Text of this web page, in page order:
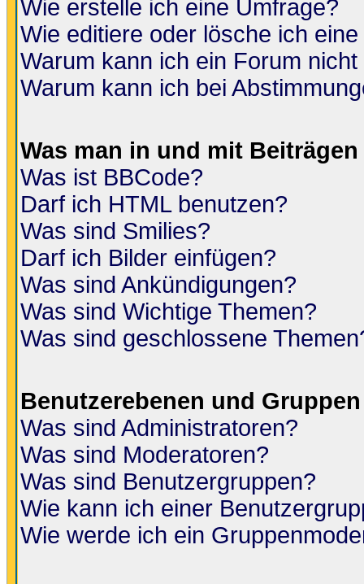
Wie erstelle ich eine Umfrage?
Wie editiere oder lösche ich
Warum kann ich ein Forum
Warum kann ich bei
Was man in und mit
Was ist BBCode?
Darf ich HTML benutzen?
Was sind Smilies?
Darf ich Bilder einfügen?
Was sind Ankündigungen?
Was sind Wichtige Themen?
Was sind geschlossene
Benutzerebenen und Gruppen
Was sind Administratoren?
Was sind Moderatoren?
Was sind Benutzergruppen?
Wie kann ich einer
Wie werde ich ein